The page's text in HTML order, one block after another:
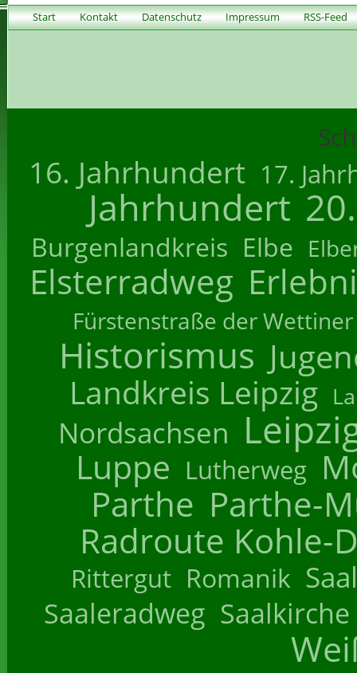
Start Kontakt Datenschutz Impressum RSS-Feed
16. Jahrhundert 17.
Jahrhundert
Burgenlandkreis Elbe
Elsterradweg
Fürstenstraße der Wettiner
Historismus
Landkreis Leipzig
Nordsachsen
Luppe Lutherweg
Parthe Parthe-
Radroute Kohle-
Rittergut Romanik
Saaleradweg Saalkirche